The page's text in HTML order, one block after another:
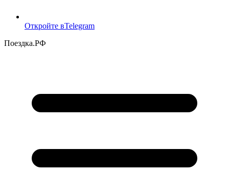
Откройте вTelegram
Поездка.РФ